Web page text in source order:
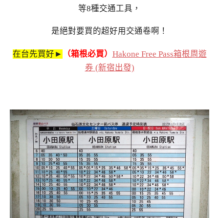
等8種交通工具，
是絕對要買的超好用交通卷啊！
在台先買好► （箱根必買） Hakone Free Pass箱根周遊
券 (新宿出發)